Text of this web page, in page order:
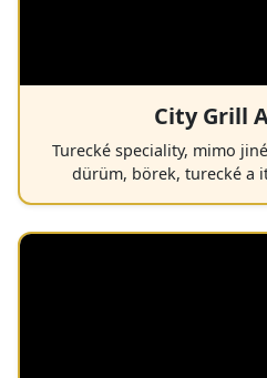
City Grill
Turecké speciality, mimo
dürüm, börek, turecké a